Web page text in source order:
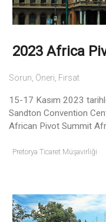
2023 Africa
Sorun, Öneri, Fırsat
15-17 Kasım 2023
Sandton Convention
African Pivot Summit
Pretorya Ticaret Müşavirliği